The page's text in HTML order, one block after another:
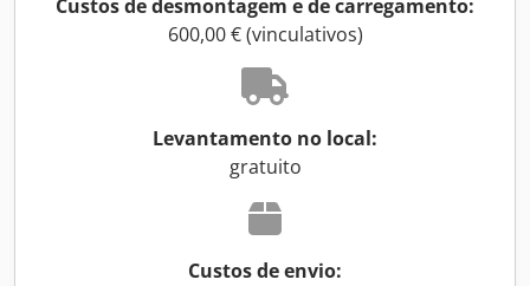
Custos de desmontagem e de carregamento:
600,00 € (vinculativos)
Levantamento no local:
gratuito
Custos de envio: